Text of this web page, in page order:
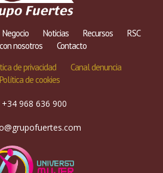
Negocio Noticias Recursos
RSC
nosotros
Contacto
de privacidad
Canal denuncia
Política de cookies
+34 968 636 900